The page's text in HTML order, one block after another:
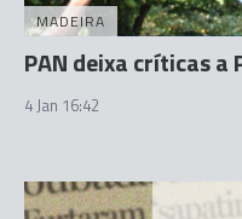
MADEIRA
PAN deixa críticas a
4 Jan 16:42